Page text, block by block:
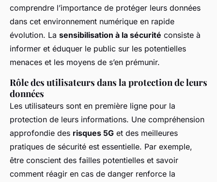
comprendre l’importance de protéger leurs données
dans cet environnement numérique en rapide
évolution. La sensibilisation à la sécurité consiste à
informer et éduquer le public sur les potentielles
menaces et les moyens de s’en prémunir.
Rôle des utilisateurs dans la protection de leurs
données
Les utilisateurs sont en première ligne pour la
protection de leurs informations. Une compréhension
approfondie des risques 5G et des meilleures
pratiques de sécurité est essentielle. Par exemple,
être conscient des failles potentielles et savoir
comment réagir en cas de danger renforce la